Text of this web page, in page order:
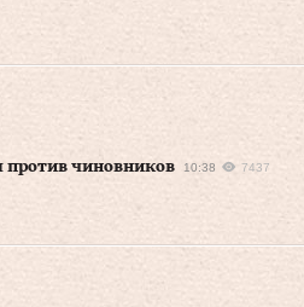
против чиновников
10:38 7437